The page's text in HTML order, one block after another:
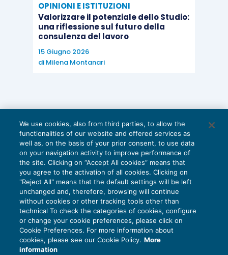
OPINIONI E ISTITUZIONI
Valorizzare il potenziale dello Studio:
una riflessione sul futuro della
consulenza del lavoro
15 Giugno 2026
di Milena Montanari
Privacy Policy
Cookie Policy
We use cookies, also from third parties, to allow the
functionalities of our website and offered services as
well as, on the basis of your prior consent, to use data
on your navigation activity to improve performance of
the site. Clicking on “Accept All cookies” means that
you agree to the activation of all cookies. Clicking on
"Reject All" means that the default settings will be left
unchanged and, therefore, browsing will continue
without cookies or other tracking tools other than
technical To check the categories of cookies, configure
or change your cookie preferences, please click on
Cookie Preferences. For more information about
cookies, please see our Cookie Policy. More
information